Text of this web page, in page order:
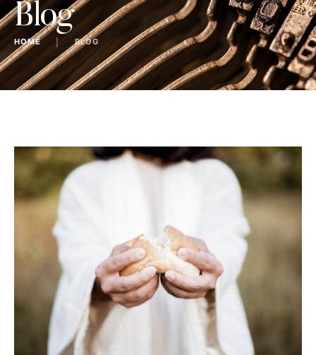
Blog
HOME BLOG